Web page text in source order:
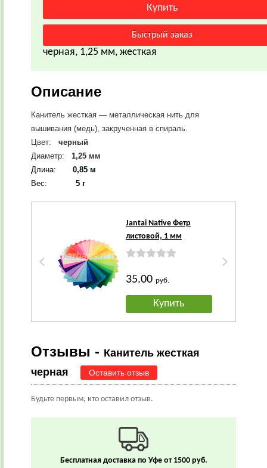
черная, 1,25 мм, жесткая
Описание
Канитель жесткая — металлическая нить для
вышивания (медь), закрученная в спираль.
Цвет:
черный
Диаметр: 1,25 мм
Длина: 0,85 м
Вес: 5 г
Jantai Native Фетр
листовой, 1 мм
35.00 руб.
Купить
Отзывы - Канитель жесткая
черная
Оставить отзыв
Будьте первым, кто оставил отзыв.
Бесплатная доставка по Уфе от 1500 руб.